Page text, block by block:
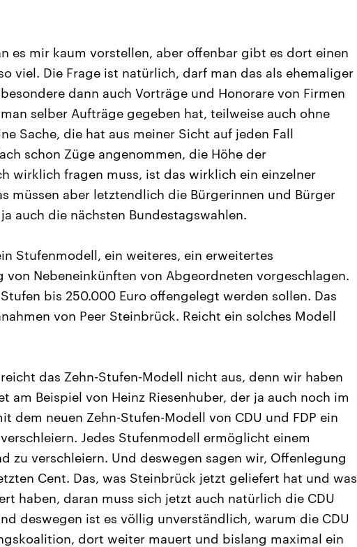
es mir kaum vorstellen, aber offenbar gibt es dort einen
viel. Die Frage ist natürlich, darf man das als ehemaliger
dann auch Vorträge und Honorare von Firmen
selber Aufträge gegeben hat, teilweise auch ohne
Sache, die hat aus meiner Sicht auf jeden Fall
schon Züge angenommen, die Höhe der
wirklich fragen muss, ist das wirklich ein einzelner
müssen aber letztendlich die Bürgerinnen und Bürger
auch die nächsten Bundestagswahlen.
Stufenmodell, ein weiteres, ein erweitertes
Nebeneinkünften von Abgeordneten vorgeschlagen.
bis 250.000 Euro offengelegt werden sollen. Das
von Peer Steinbrück. Reicht ein solches Modell
das Zehn-Stufen-Modell nicht aus, denn wir haben
am Beispiel von Heinz Riesenhuber, der ja auch noch im
dem neuen Zehn-Stufen-Modell von CDU und FDP ein
Jedes Stufenmodell ermöglicht einem
zu verschleiern. Und deswegen sagen wir, Offenlegung
Cent. Das, was Steinbrück jetzt geliefert hat und was
haben, daran muss sich jetzt auch natürlich die CDU
deswegen ist es völlig unverständlich, warum die CDU
dort weiter mauert und bislang maximal ein